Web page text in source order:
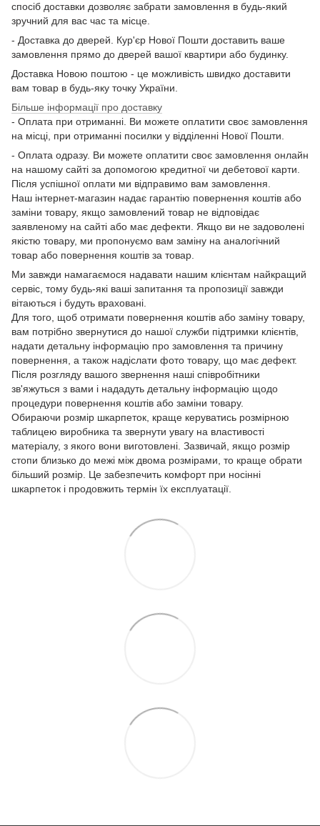
спосіб доставки дозволяє забрати замовлення в будь-який
зручний для вас час та місце.
- Доставка до дверей. Кур'єр Нової Пошти доставить ваше
замовлення прямо до дверей вашої квартири або будинку.
Доставка Новою поштою - це можливість швидко доставити
вам товар в будь-яку точку України.
Більше інформації про доставку
- Оплата при отриманні. Ви можете оплатити своє замовлення
на місці, при отриманні посилки у відділенні Нової Пошти.
- Оплата одразу. Ви можете оплатити своє замовлення онлайн
на нашому сайті за допомогою кредитної чи дебетової карти.
Після успішної оплати ми відправимо вам замовлення.
Наш інтернет-магазин надає гарантію повернення коштів або
заміни товару, якщо замовлений товар не відповідає
заявленому на сайті або має дефекти. Якщо ви не задоволені
якістю товару, ми пропонуємо вам заміну на аналогічний
товар або повернення коштів за товар.
Ми завжди намагаємося надавати нашим клієнтам найкращий
сервіс, тому будь-які ваші запитання та пропозиції завжди
вітаються і будуть враховані.
Для того, щоб отримати повернення коштів або заміну товару,
вам потрібно звернутися до нашої служби підтримки клієнтів,
надати детальну інформацію про замовлення та причину
повернення, а також надіслати фото товару, що має дефект.
Після розгляду вашого звернення наші співробітники
зв'яжуться з вами і нададуть детальну інформацію щодо
процедури повернення коштів або заміни товару.
Обираючи розмір шкарпеток, краще керуватись розмірною
таблицею виробника та звернути увагу на властивості
матеріалу, з якого вони виготовлені. Зазвичай, якщо розмір
стопи близько до межі між двома розмірами, то краще обрати
більший розмір. Це забезпечить комфорт при носінні
шкарпеток і продовжить термін їх експлуатації.